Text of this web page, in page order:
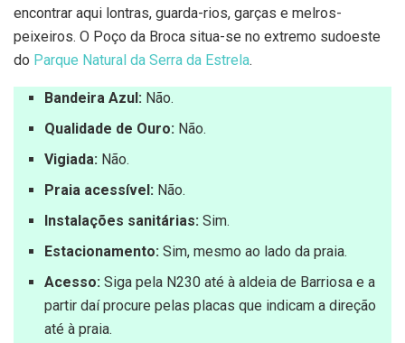
encontrar aqui lontras, guarda-rios, garças e melros-
peixeiros. O Poço da Broca situa-se no extremo sudoeste
do Parque Natural da Serra da Estrela.
Bandeira Azul: Não.
Qualidade de Ouro: Não.
Vigiada: Não.
Praia acessível: Não.
Instalações sanitárias:Sim.
Estacionamento: Sim, mesmo ao lado da praia.
Acesso: Siga pela N230 até à aldeia de Barriosa e a
partir daí procure pelas placas que indicam a direção
até à praia.